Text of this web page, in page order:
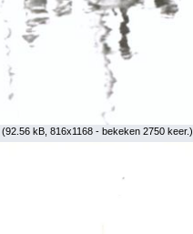
(92.56 kB, 816x1168 - bekeken 2750 keer.)